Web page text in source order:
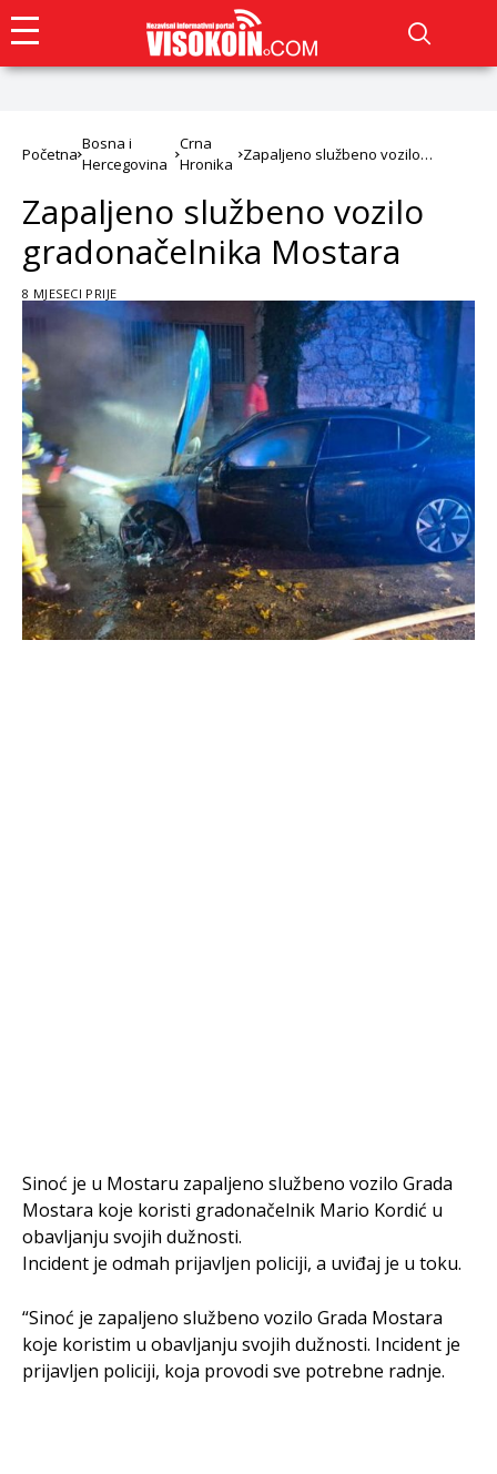
Početna
Bosna i
Hercegovina
Crna
Hronika
Zapaljeno službeno vozilo
Zapaljeno službeno vozilo
gradonačelnika Mostara
8 MJESECI PRIJE
Sinoć je u Mostaru zapaljeno službeno vozilo Grada
Mostara koje koristi gradonačelnik Mario Kordić u
obavljanju svojih dužnosti.
Incident je odmah prijavljen policiji, a uviđaj je u toku.
“Sinoć je zapaljeno službeno vozilo Grada Mostara
koje koristim u obavljanju svojih dužnosti. Incident je
prijavljen policiji, koja provodi sve potrebne radnje.